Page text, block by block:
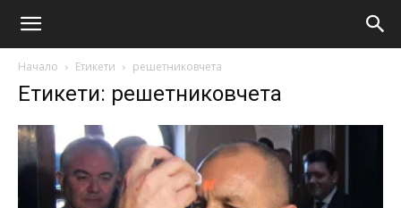
Начало Етикети решетниковчета
Етикети: решетниковчета